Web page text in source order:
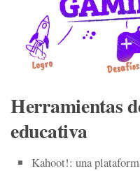
Herramientas
educativa
Kahoot!: una